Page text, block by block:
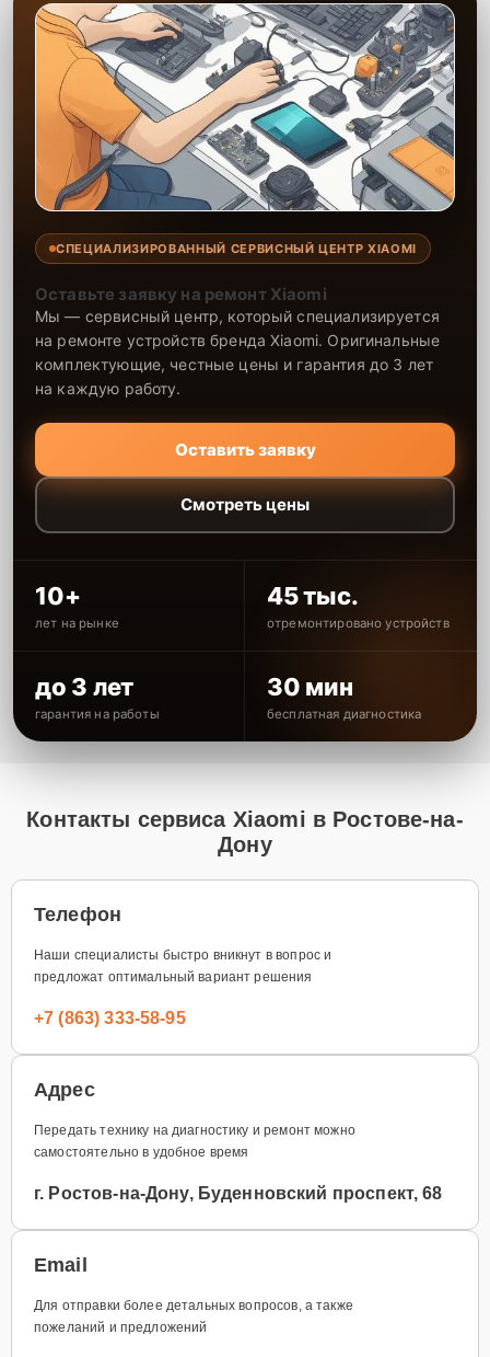
СПЕЦИАЛИЗИРОВАННЫЙ СЕРВИСНЫЙ ЦЕНТР XIAOMI
Оставьте заявку на ремонт Xiaomi
Мы — сервисный центр, который специализируется
на ремонте устройств бренда Xiaomi. Оригинальные
комплектующие, честные цены и гарантия до 3 лет
на каждую работу.
Оставить заявку
Смотреть цены
10+
лет на рынке
45 тыс.
отремонтировано устройств
до 3 лет
гарантия на работы
30 мин
бесплатная диагностика
Контакты сервиса Xiaomi в Ростове-на-
Дону
Телефон
Наши специалисты быстро вникнут в вопрос и
предложат оптимальный вариант решения
+7 (863) 333-58-95
Адрес
Передать технику на диагностику и ремонт можно
самостоятельно в удобное время
г. Ростов-на-Дону, Буденновский проспект, 68
Email
Для отправки более детальных вопросов, а также
пожеланий и предложений